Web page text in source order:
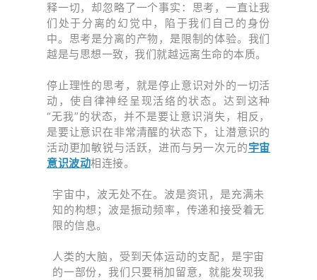
释一切，却忽略了一个事实：思考，一直让我
们处于分离的幻觉中，陷于我们自己的身份
中。思考是分离的产物，是限制的体验。我们
越是与思想一致，我们就越远离生命的本质。
停止理性的思考，就是停止意识对外的一切活
动，使自律神经呈现活络的状态。达到这种
“无我”的状态，并不是要让意识消失，相反，
是要让意识在非常清醒的状态下，让潜意识的
活动更加敏锐与活跃，进而与另一次元的宇宙
意识波动相连接。
宇宙中，波无处不在。 波是资讯，是充满未
知的构想； 波是振动频率，传递和接受着无
限的信息。
人类的大脑，受到天体运动的支配，是宇宙
的一部份，我们只要稍加留意，就能发现我